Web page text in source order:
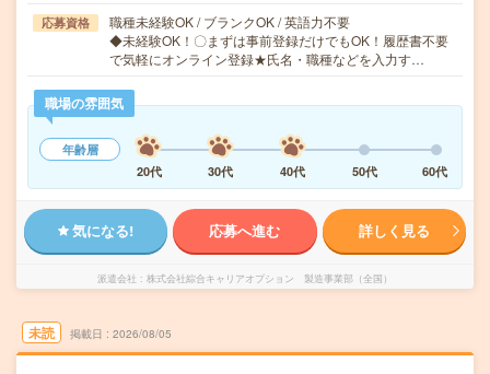
応募資格
職種未経験OK / ブランクOK / 英語力不要
◆未経験OK！〇まずは事前登録だけでもOK！履歴書不要
で気軽にオンライン登録★氏名・職種などを入力す…
職場の雰囲気
年齢層
20代
30代 40代 50代 60代
気になる! 応募へ進む 詳しく見る
派遣会社 株式会社綜合キャリアオプション 製造事業部（全国）
未読 掲載日 2026/08/05